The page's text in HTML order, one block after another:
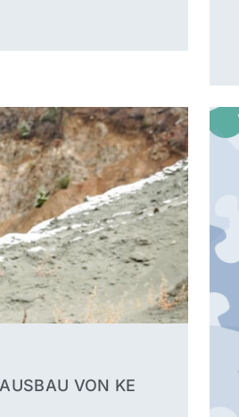
VON KE